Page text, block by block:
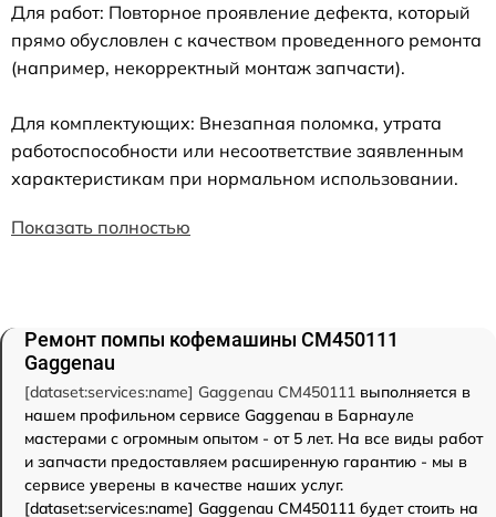
Для работ: Повторное проявление дефекта, который
прямо обусловлен с качеством проведенного ремонта
(например, некорректный монтаж запчасти).
Для комплектующих: Внезапная поломка, утрата
работоспособности или несоответствие заявленным
характеристикам при нормальном использовании.
Показать полностью
Ремонт помпы кофемашины CM450111
Gaggenau
[dataset:services:name] Gaggenau CM450111 выполняется в
нашем профильном сервисе Gaggenau в Барнауле
мастерами с огромным опытом - от 5 лет. На все виды работ
и запчасти предоставляем расширенную гарантию - мы в
сервисе уверены в качестве наших услуг.
[dataset:services:name] Gaggenau CM450111 будет стоить на